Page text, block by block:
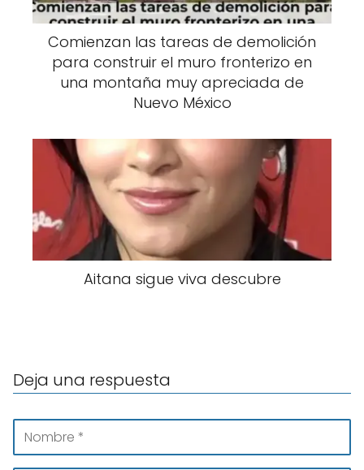
Comienzan las tareas de demolición
para construir el muro fronterizo en
una montaña muy apreciada de
Nuevo México
Aitana sigue viva descubre
Deja una respuesta